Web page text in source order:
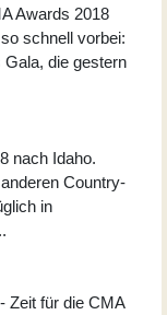
Awards 2018
schnell vorbei:
die gestern
nach Idaho.
Country-
in
Zeit für die CMA